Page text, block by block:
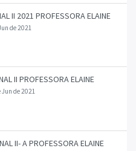
II 2021 PROFESSORA ELAINE
de 2021
II PROFESSORA ELAINE
Jun de 2021
MATERNAL II- A PROFESSORA ELAINE